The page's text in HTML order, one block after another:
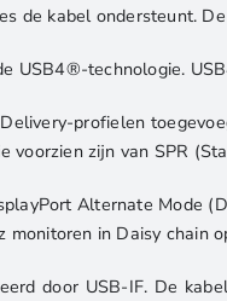
de kabel ondersteunt.
USB4®-technologie.
profielen
voorzien zijn van SPR
Alternate Mode
in Daisy chain
door USB-IF. De